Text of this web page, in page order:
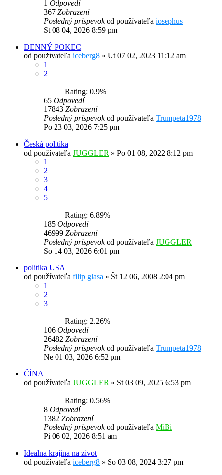
1 Odpovedí
367 Zobrazení
Posledný príspevokod používateľa iosephus
St 08 04, 2026 8:59 pm
DENNÝ POKEC
od používateľa iceberg8 » Ut 07 02, 2023 11:12 am
1
2
Rating: 0.9%
65 Odpovedí
17843 Zobrazení
Posledný príspevokod používateľa Trumpeta1978
Po 23 03, 2026 7:25 pm
Česká politika
od používateľa JUGGLER » Po 01 08, 2022 8:12 pm
1
2
3
4
5
Rating: 6.89%
185 Odpovedí
46999 Zobrazení
Posledný príspevokod používateľa JUGGLER
So 14 03, 2026 6:01 pm
politika USA
od používateľa filip glasa » Št 12 06, 2008 2:04 pm
1
2
3
Rating: 2.26%
106 Odpovedí
26482 Zobrazení
Posledný príspevokod používateľa Trumpeta1978
Ne 01 03, 2026 6:52 pm
ČÍNA
od používateľa JUGGLER » St 03 09, 2025 6:53 pm
Rating: 0.56%
8 Odpovedí
1382 Zobrazení
Posledný príspevokod používateľa MiBi
Pi 06 02, 2026 8:51 am
Idealna krajina na zivot
od používateľa iceberg8 » So 03 08, 2024 3:27 pm